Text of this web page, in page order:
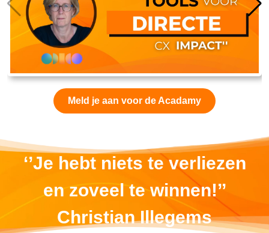
Meld je aan voor de Acadamy
‘’Je hebt niets te verliezen
en zoveel te winnen!’’
Christian Illegems